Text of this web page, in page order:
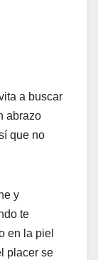
a buscar
abrazo
que no
y
te
en la piel
placer se